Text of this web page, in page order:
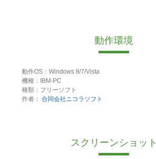
動作環境
動作OS：Windows 8/7/Vista
機種：IBM-PC
種類：フリーソフト
作者： 合同会社ニコラソフト
スクリーンショット